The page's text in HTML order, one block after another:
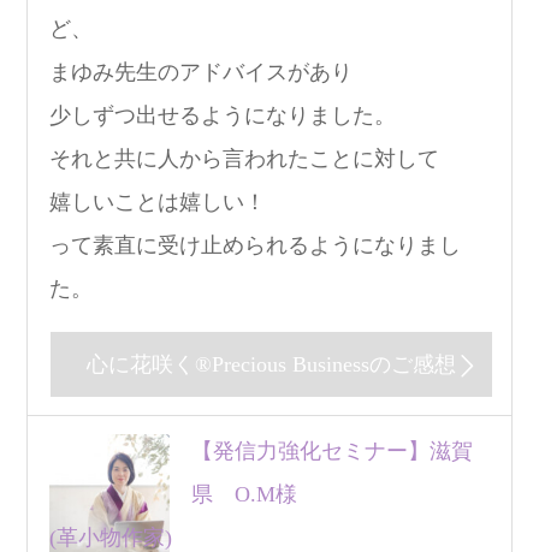
ど、
まゆみ先生のアドバイスがあり
少しずつ出せるようになりました。
それと共に人から言われたことに対して
嬉しいことは嬉しい！
って素直に受け止められるようになりまし
た。
心に花咲く®Precious Businessのご感想
【発信力強化セミナー】滋賀
県 O.M様
(革小物作家)